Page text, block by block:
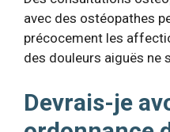
avec des ostéopathes
précocement les
des douleurs aiguës ne
Devrais-je